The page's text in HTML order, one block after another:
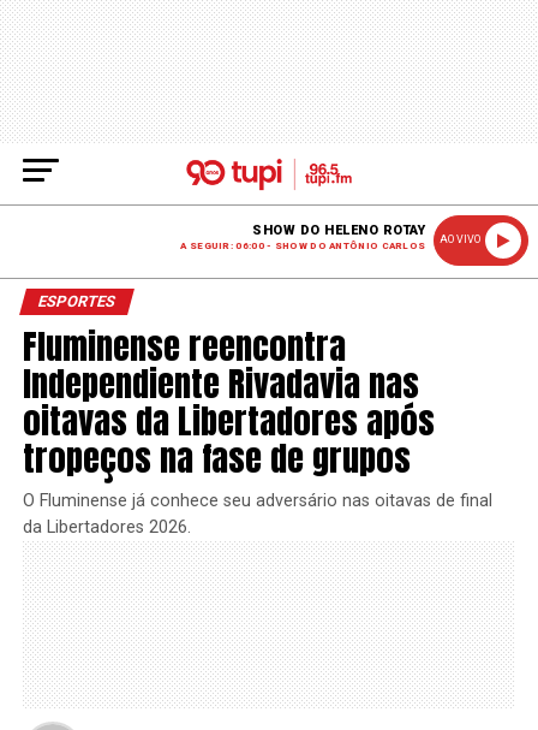
SHOW DO HELENO ROTAY
A SEGUIR: 06:00 - SHOW DO ANTÔNIO CARLOS
AO VIVO
ESPORTES
Fluminense reencontra
Independiente Rivadavia nas
oitavas da Libertadores após
tropeços na fase de grupos
O Fluminense já conhece seu adversário nas oitavas de final
da Libertadores 2026.